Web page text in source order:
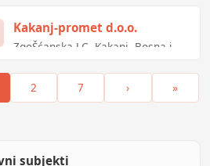
Kakanj-promet d.o.o.
ZgoŠćanska LC, Kakanj, Bosna i
2 7 › »
subjekti